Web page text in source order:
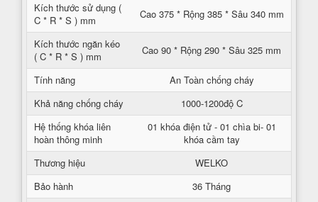
Kích thước sử dụng (
C * R * S ) mm
Cao 375 * Rộng 385 * Sâu 340 mm
Kích thước ngăn kéo
( C * R * S ) mm
Cao 90 * Rộng 290 * Sâu 325 mm
Tính năng
An Toàn chống cháy
Khả năng chống cháy
1000-1200độ C
Hệ thống khóa liên
hoàn thông minh
01 khóa điện tử - 01 chìa bi- 01
khóa cầm tay
Thương hiệu
WELKO
Bảo hành
36 Tháng